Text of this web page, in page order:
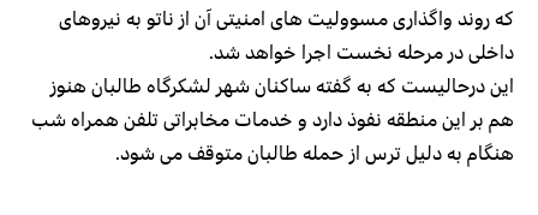
که روند واگذاری مسوولیت های امنیتی آن از ناتو به نیروهای
داخلی در مرحله نخست اجرا خواهد شد.
این درحالیست که به گفته ساکنان شهر لشکرگاه طالبان هنوز
هم بر این منطقه نفوذ دارد و خدمات مخابراتی تلفن همراه شب
هنگام به دلیل ترس از حمله طالبان متوقف می شود.